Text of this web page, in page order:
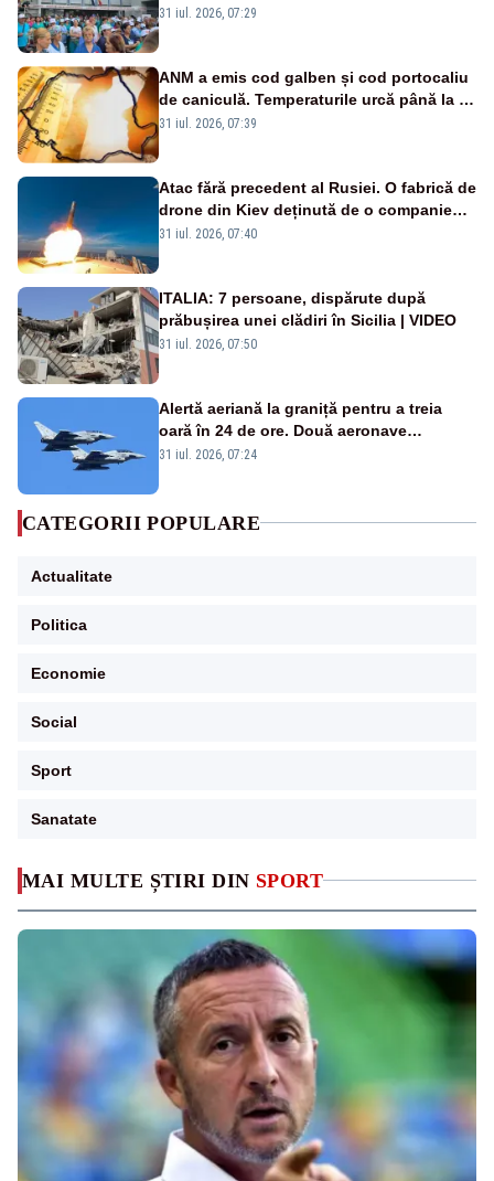
MAI MULTE ȘTIRI DIN SPORT
Legii salarizării
31 iul. 2026, 07:29
ANM a emis cod galben și cod portocaliu
de caniculă. Temperaturile urcă până la 38
de grade, iar nopțile devin tropicale
31 iul. 2026, 07:39
Atac fără precedent al Rusiei. O fabrică de
drone din Kiev deținută de o companie
americană, distrusă de o rachetă
31 iul. 2026, 07:40
ITALIA: 7 persoane, dispărute după
prăbușirea unei clădiri în Sicilia | VIDEO
31 iul. 2026, 07:50
Alertă aeriană la graniță pentru a treia
oară în 24 de ore. Două aeronave
Eurofighter britanice au fost ridicate de la
31 iul. 2026, 07:24
CATEGORII POPULARE
Actualitate
Politica
Economie
Social
Sport
Sanatate